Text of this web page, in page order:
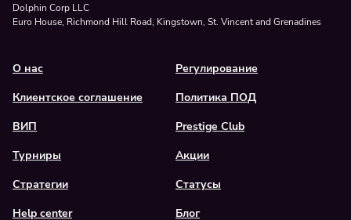
Dolphin Corp LLC
Euro House, Richmond Hill Road, Kingstown, St. Vincent and Grenadines
О нас
Регулирование
Клиентское соглашение
Политика ПОД
ВИП
Prestige Club
Турниры
Акции
Стратегии
Статусы
Help center
Блог